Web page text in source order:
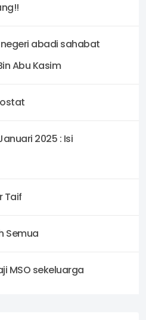
abadi sahabat
Abu Kasim
2025 : Isi
Taif
Semua
MSO sekeluarga